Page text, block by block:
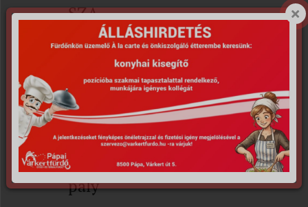
SZA
UNA
G,
FALL
ABD
pály